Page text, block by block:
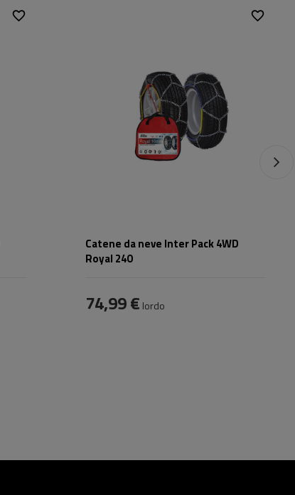
Catene da neve Inter Pack 4WD
Royal 240
74,99 € lordo
ÖNORM V5117